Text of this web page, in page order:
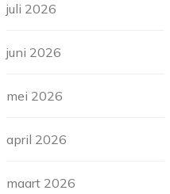
juli 2026
juni 2026
mei 2026
april 2026
maart 2026